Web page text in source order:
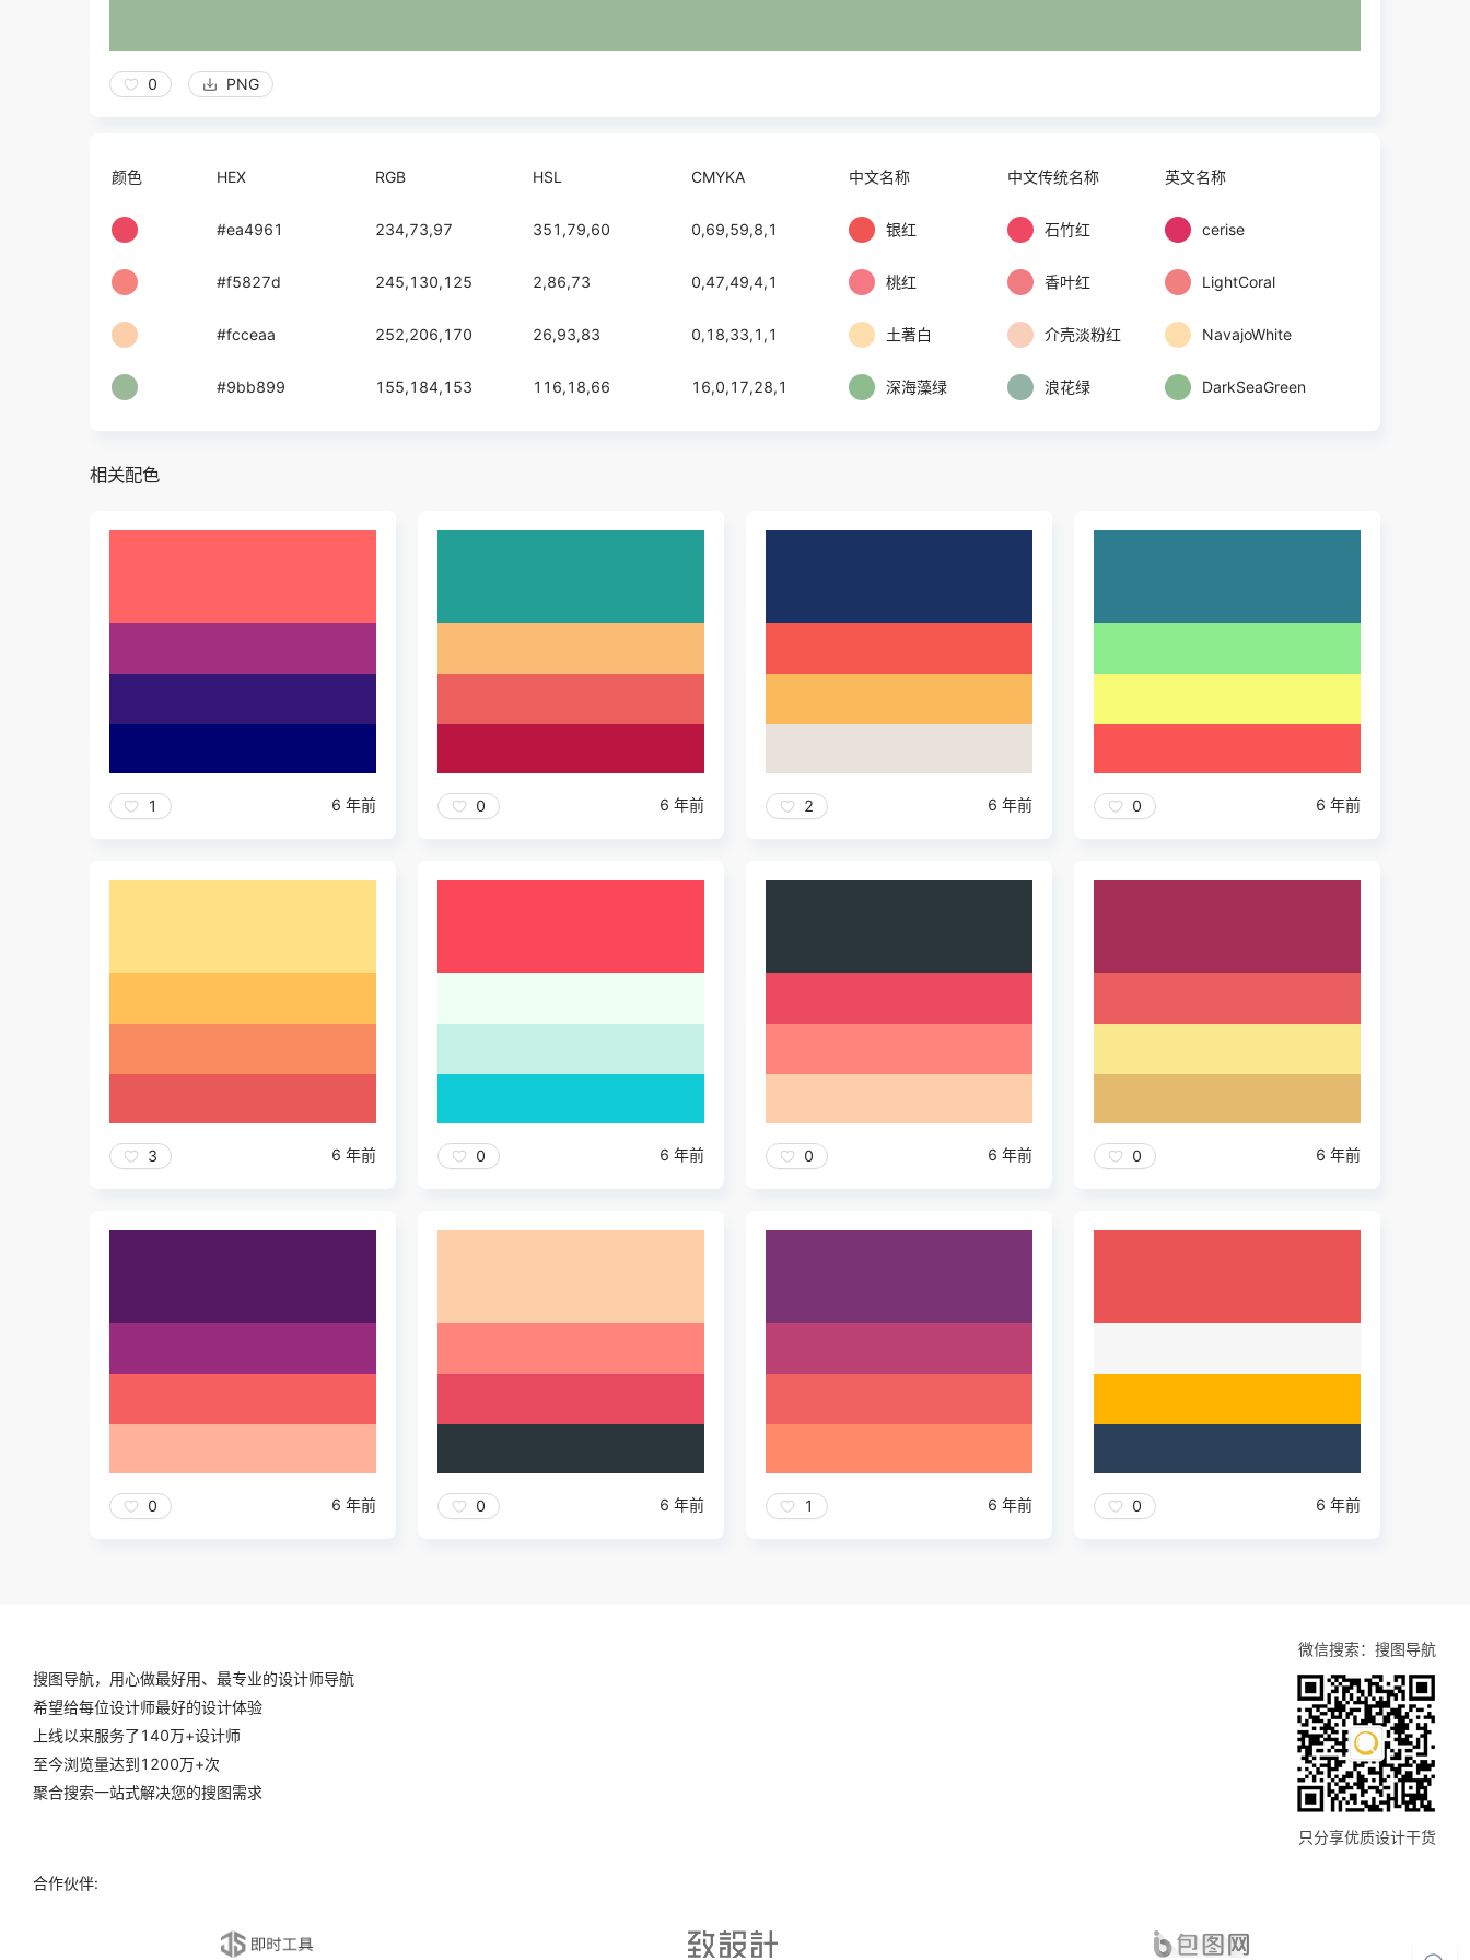
0 PNG
颜色 HEX RGB HSL CMYKA 中文名称 中文传统名称 英文名称
#ea4961 234,73,97 351,79,60 0,69,59,8,1 银红 石竹红 cerise
#f5827d 245,130,125 2,86,73 0,47,49,4,1 桃红 香叶红 LightCoral
#fcceaa 252,206,170 26,93,83 0,18,33,1,1 土著白 介壳淡粉红 NavajoWhite
#9bb899 155,184,153 116,18,66 16,0,17,28,1 深海藻绿 浪花绿 DarkSeaGreen
相关配色
1 6 年前 0 6 年前 2 6 年前 0 6 年前
3 6 年前 0 6 年前 0 6 年前 0 6 年前
0 6 年前 0 6 年前 1 6 年前 0 6 年前
搜图导航，用心做最好用、最专业的设计师导航
希望给每位设计师最好的设计体验
上线以来服务了140万+设计师
至今浏览量达到1200万+次
聚合搜索一站式解决您的搜图需求
微信搜索：搜图导航
只分享优质设计干货
合作伙伴: